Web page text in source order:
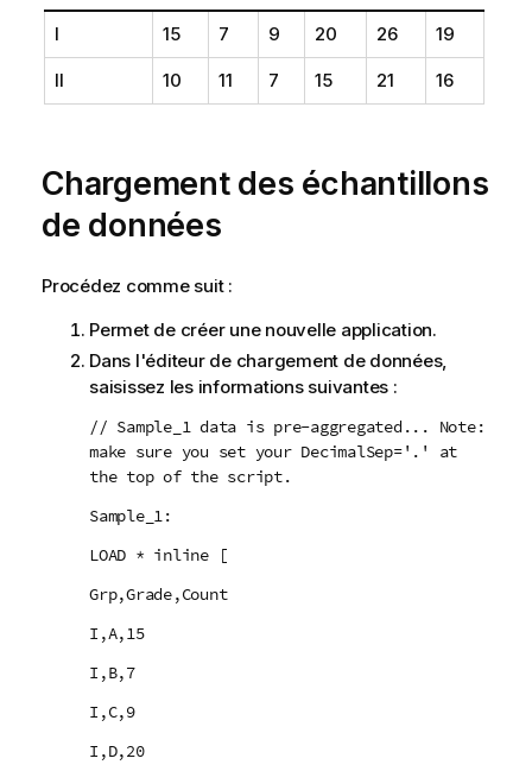
I 15 7 9 20 26 19
II 10 11 7 15 21 16
Chargement des échantillons
de données
Procédez comme suit :
Permet de créer une nouvelle application.
Dans l'éditeur de chargement de données,
saisissez les informations suivantes :
// Sample_1 data is pre-aggregated... Note:
make sure you set your DecimalSep='.' at
the top of the script.
Sample_1:
LOAD * inline [
Grp,Grade,Count
I,A,15
I,B,7
I,C,9
I,D,20